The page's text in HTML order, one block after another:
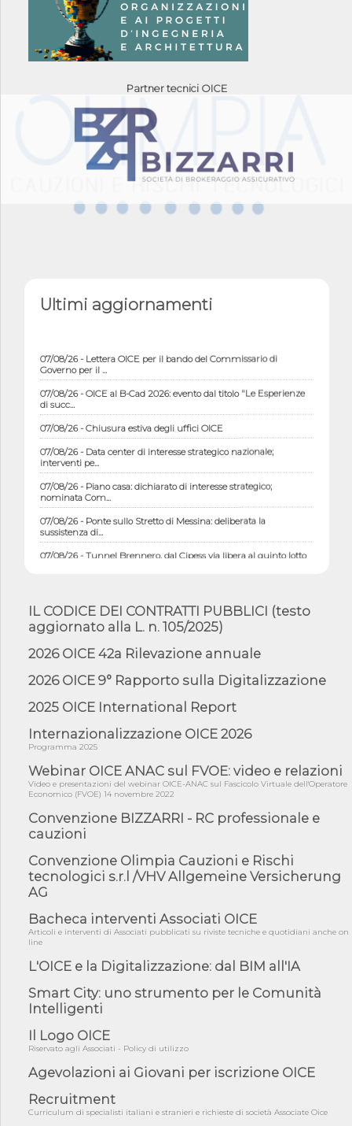
Partner tecnici OICE
Ultimi aggiornamenti
07/08/26 - Lettera OICE per il bando del Commissario di
Governo per il ...
07/08/26 - OICE al B-Cad 2026: evento dal titolo "Le Esperienze
di succ...
07/08/26 - Chiusura estiva degli uffici OICE
07/08/26 - Data center di interesse strategico nazionale;
interventi pe...
07/08/26 - Piano casa: dichiarato di interesse strategico;
nominata Com...
07/08/26 - Ponte sullo Stretto di Messina: deliberata la
sussistenza di...
07/08/26 - Tunnel Brennero, dal Cipess via libera al quinto lotto
06/08/26 - Dal 3 agosto in vigore l'obbligo di energie rinnovabili
con ...
06/08/26 - DL PA approvato in Cdm: contributi per
06/08/26 - CdM: approvato il d.lgs. di adeguamento all’AI Act in
mate...
norme UE in m...
fiducia...
05/08/26 - Focus OICE sul DDL di riforma della responsabilità
05/08/26 - Anac: pubblicata la Relazione illustrativa al Bando tipo
2 s...
05/08/26 - SAVE THE DATE: Assemblea Pubblica Confindustria
Professioni ...
05/08/26 - Successo OICE per il bando della Città metropolitana
05/08/26 - Lettera OICE per il bando della Giunta Regionale della
Campa...
04/08/26 - DL PA: previste cancellazioni da elenchi professionisti
04/08/26 - International Sustainable Buildings Competition -
COP31, An...
04/08/26 - CdS, project financing: progetto di fattibilità da
impugnar...
04/08/26 - Rapporto Anac corruzione 2020-2026: procedimenti
penali per ...
04/08/26 - CdS: partecipazione alla gara non equivale ad
acquiescenza r...
IL CODICE DEI CONTRATTI PUBBLICI (testo
aggiornato alla L. n. 105/2025)
2026 OICE 42a Rilevazione annuale
2026 OICE 9° Rapporto sulla Digitalizzazione
2025 OICE International Report
Internazionalizzazione OICE 2026
Programma 2025
Webinar OICE ANAC sul FVOE: video e relazioni
Video e presentazioni del webinar OICE-ANAC sul Fascicolo Virtuale dell'Operatore
Economico (FVOE) 14 novembre 2022
Convenzione BIZZARRI - RC professionale e
cauzioni
Convenzione Olimpia Cauzioni e Rischi
tecnologici s.r.l /VHV Allgemeine Versicherung
AG
Bacheca interventi Associati OICE
Articoli e interventi di Associati pubblicati su riviste tecniche e quotidiani anche on
line
L'OICE e la Digitalizzazione: dal BIM all'IA
Smart City: uno strumento per le Comunità
Intelligenti
Il Logo OICE
Riservato agli Associati - Policy di utilizzo
Agevolazioni ai Giovani per iscrizione OICE
Recruitment
Curriculum di specialisti italiani e stranieri e richieste di società Associate Oice